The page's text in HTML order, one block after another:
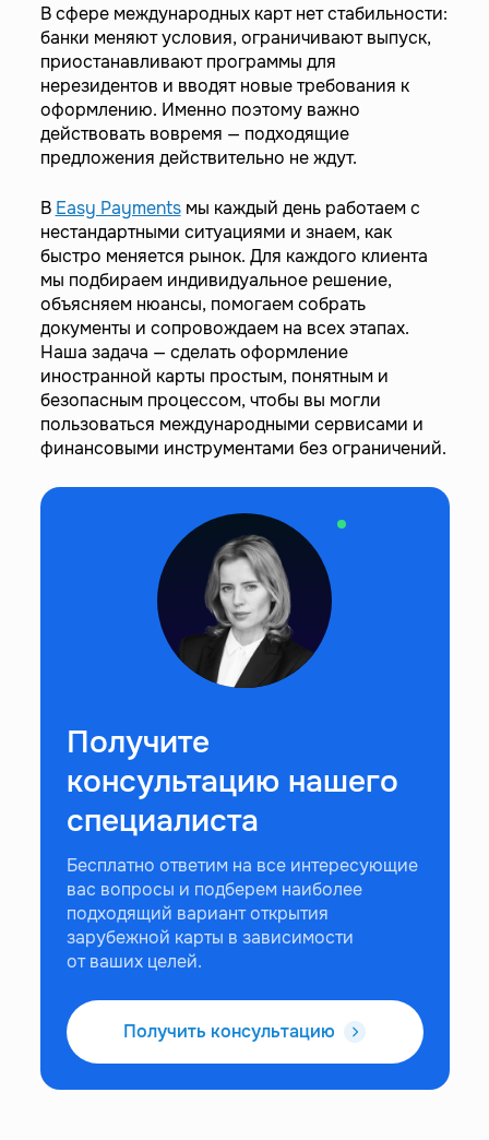
В сфере международных карт нет стабильности:
банки меняют условия, ограничивают выпуск,
приостанавливают программы для
нерезидентов и вводят новые требования к
оформлению. Именно поэтому важно
действовать вовремя — подходящие
предложения действительно не ждут.
В Easy Paymentsмы каждый день работаем с
нестандартными ситуациями и знаем, как
быстро меняется рынок. Для каждого клиента
мы подбираем индивидуальное решение,
объясняем нюансы, помогаем собрать
документы и сопровождаем на всех этапах.
Наша задача — сделать оформление
иностранной карты простым, понятным и
безопасным процессом, чтобы вы могли
пользоваться международными сервисами и
финансовыми инструментами без ограничений.
Получите
консультацию нашего
специалиста
Бесплатно ответим на все интересующие
вас вопросы и подберем наиболее
подходящий вариант открытия
зарубежной карты в зависимости
от ваших целей.
Получить консультацию